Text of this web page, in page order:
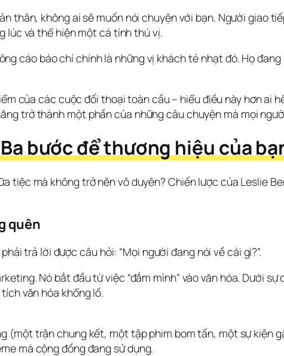
thân, không ai sẽ muốn nói chuyện với bạn. Người giao
lúc và thể hiện một cá tính thú vị.
cáo báo chí chính là những vị khách tẻ nhạt đó. Họ đang
của các cuộc đối thoại toàn cầu – hiểu điều này hơn ai
trở thành một phần của những câu chuyện mà mọi
bước để thương hiệu của
tiệc mà không trở nên vô duyên? Chiến lược của Leslie
quên
trả lời được câu hỏi: “Mọi người đang nói về cái gì?”.
Nó bắt đầu từ việc “đắm mình” vào văn hóa. Dưới
văn hóa khổng lồ.
(một trận chung kết, một tập phim bom tấn, một sự kiện
mà cộng đồng đang sử dụng.